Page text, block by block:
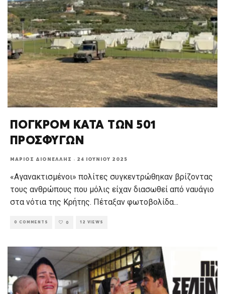
ΠΟΓΚΡΟΜ ΚΑΤΑ ΤΩΝ 501
ΠΡΟΣΦΥΓΩΝ
ΜΆΡΙΟΣ ΔΙΟΝΈΛΛΗΣ · 24 ΙΟΥΝΊΟΥ 2025
«Αγανακτισμένοι» πολίτες συγκεντρώθηκαν βρίζοντας
τους ανθρώπους που μόλις είχαν διασωθεί από ναυάγιο
στα νότια της Κρήτης. Πέταξαν φωτοβολίδα...
0 COMMENTS 0 12 VIEWS